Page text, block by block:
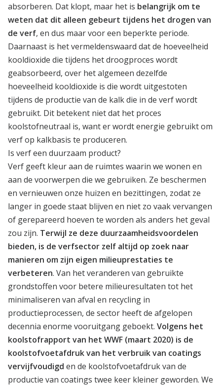
absorberen. Dat klopt, maar het is belangrijk om te
weten dat dit alleen gebeurt tijdens het drogen van
de verf, en dus maar voor een beperkte periode.
Daarnaast is het vermeldenswaard dat de hoeveelheid
kooldioxide die tijdens het droogproces wordt
geabsorbeerd, over het algemeen dezelfde
hoeveelheid kooldioxide is die wordt uitgestoten
tijdens de productie van de kalk die in de verf wordt
gebruikt. Dit betekent niet dat het proces
koolstofneutraal is, want er wordt energie gebruikt om
verf op kalkbasis te produceren.
Is verf een duurzaam product?
Verf geeft kleur aan de ruimtes waarin we wonen en
aan de voorwerpen die we gebruiken. Ze beschermen
en vernieuwen onze huizen en bezittingen, zodat ze
langer in goede staat blijven en niet zo vaak vervangen
of gerepareerd hoeven te worden als anders het geval
zou zijn. Terwijl ze deze duurzaamheidsvoordelen
bieden, is de verfsector zelf altijd op zoek naar
manieren om zijn eigen milieuprestaties te
verbeteren. Van het veranderen van gebruikte
grondstoffen voor betere milieuresultaten tot het
minimaliseren van afval en recycling in
productieprocessen, de sector heeft de afgelopen
decennia enorme vooruitgang geboekt. Volgens het
koolstofrapport van het WWF (maart 2020) is de
koolstofvoetafdruk van het verbruik van coatings
vervijfvoudigd en de koolstofvoetafdruk van de
productie van coatings twee keer kleiner geworden. We